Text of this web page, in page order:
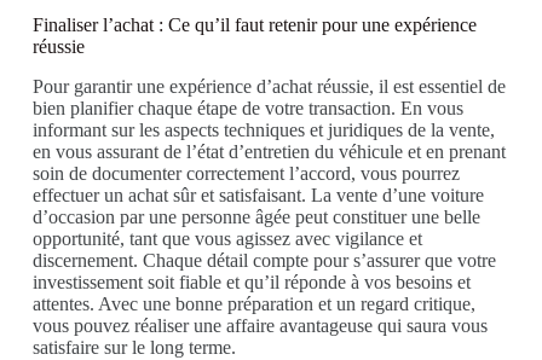
Finaliser l’achat : Ce qu’il faut retenir pour une expérience
réussie
Pour garantir une expérience d’achat réussie, il est essentiel de
bien planifier chaque étape de votre transaction. En vous
informant sur les aspects techniques et juridiques de la vente,
en vous assurant de l’état d’entretien du véhicule et en prenant
soin de documenter correctement l’accord, vous pourrez
effectuer un achat sûr et satisfaisant. La vente d’une voiture
d’occasion par une personne âgée peut constituer une belle
opportunité, tant que vous agissez avec vigilance et
discernement. Chaque détail compte pour s’assurer que votre
investissement soit fiable et qu’il réponde à vos besoins et
attentes. Avec une bonne préparation et un regard critique,
vous pouvez réaliser une affaire avantageuse qui saura vous
satisfaire sur le long terme.